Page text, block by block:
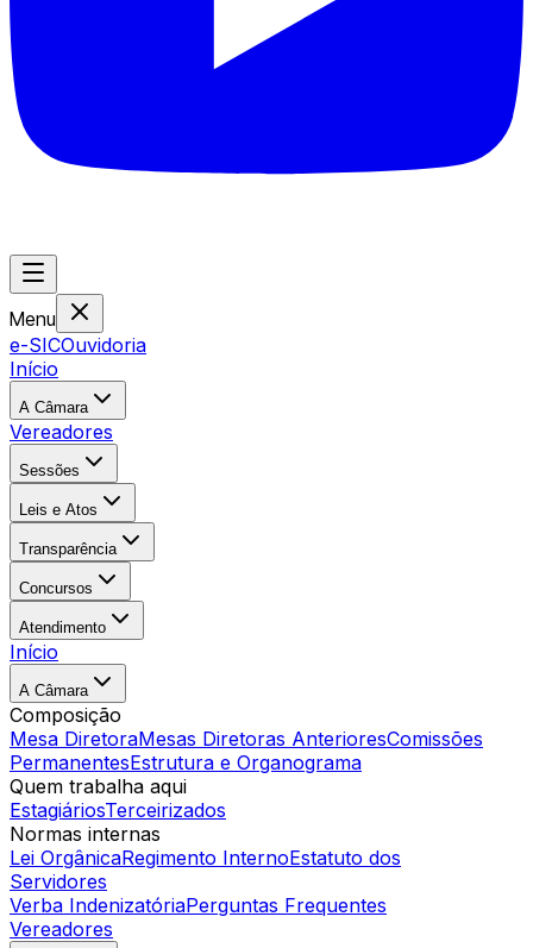
Menu
e-SICOuvidoria
Início
A Câmara
Vereadores
Sessões
Leis e Atos
Transparência
Concursos
Atendimento
Início
A Câmara
Composição
Mesa DiretoraMesas Diretoras AnterioresComissões
PermanentesEstrutura e Organograma
Quem trabalha aqui
EstagiáriosTerceirizados
Normas internas
Lei OrgânicaRegimento InternoEstatuto dos
Servidores
Verba IndenizatóriaPerguntas Frequentes
Vereadores